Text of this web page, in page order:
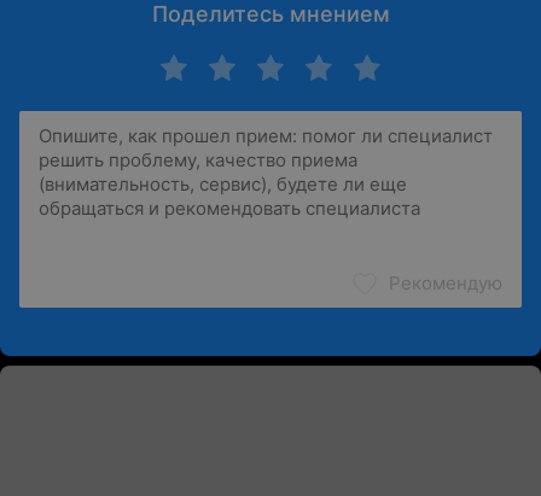
Поделитесь мнением
Рекомендую